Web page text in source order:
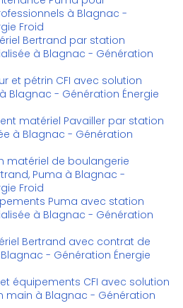
à Blagnac -
Froid
Bertrand par station
à Blagnac - Génération
et pétrin CFI avec solution
Blagnac - Génération Énergie
matériel Pavailler par station
à Blagnac - Génération
matériel de boulangerie
Puma à Blagnac -
Froid
Puma avec station
à Blagnac - Génération
Bertrand avec contrat de
- Génération Énergie
équipements CFI avec solution
main à Blagnac - Génération